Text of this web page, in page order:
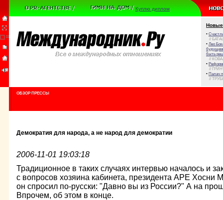
Куплю диплом
Новые
•
//
• Лео
будущем
быть
//
•
//
• Палач
//
ОБЗОР ПРЕССЫ
Демократия для народа, а не народ для демократии
2006-11-01 19:03:18
Традиционное в таких случаях интервью началось и
с вопросов хозяина кабинета, президента АРЕ Хосни
он спросил по-русски: "Давно вы из России?" А на
Впрочем, об этом в конце.